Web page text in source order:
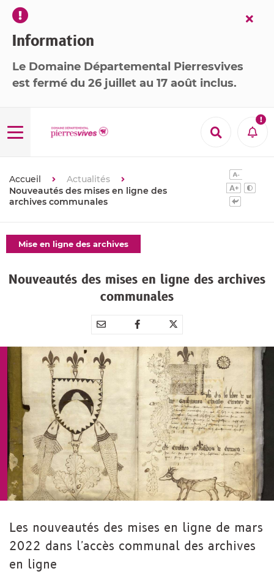
Information
Le Domaine Départemental Pierresvives
est fermé du 26 juillet au 17 août inclus.
Menu 
Accueil
Actualités
Nouveautés des mises en ligne des
archives communales
Thématiques
:
Mise en ligne des archives
Nouveautés des mises en ligne des archives
communales
Partager
e-
Partager
Facebook
Partager
Twitter
Les nouveautés des mises en ligne de mars
2022 dans l'accès communal des archives
en ligne